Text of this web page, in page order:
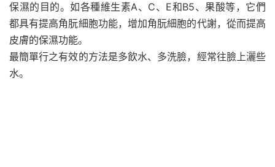
保濕的目的。如各種維生素A、C、E和B5、果酸等，它們
都具有提高角朊細胞功能，增加角朊細胞的代謝，從而提高
皮膚的保濕功能。
最簡單行之有效的方法是多飲水、多洗臉，經常往臉上灑些
水。